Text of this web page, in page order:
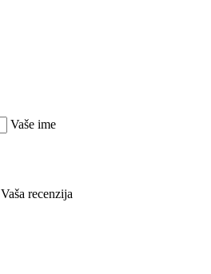
Vaše ime
Vaša recenzija